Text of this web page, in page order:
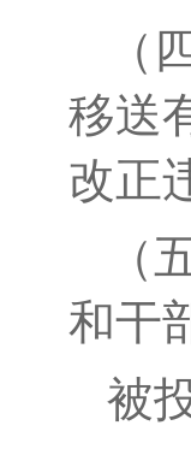
（
移送
改正
（
和干
被